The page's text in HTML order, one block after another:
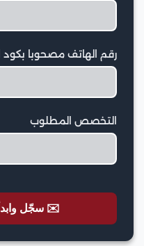
رقم الهاتف مصحوبا بكود
التخصص المطلوب
✉️ سجّل